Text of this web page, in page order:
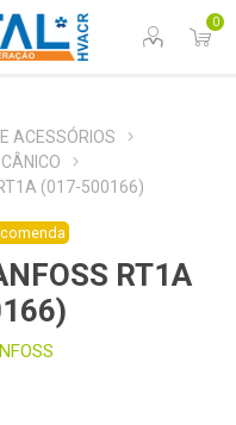
0
ACESSÓRIOS
(017-500166)
RT1A